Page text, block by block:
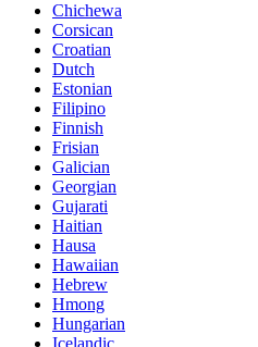
Chichewa
Corsican
Croatian
Dutch
Estonian
Filipino
Finnish
Frisian
Galician
Georgian
Gujarati
Haitian
Hausa
Hawaiian
Hebrew
Hmong
Hungarian
Icelandic